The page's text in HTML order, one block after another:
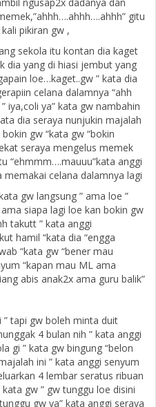
gitu
pikiran gw ,
sekola itu kontan dia kaget
dia yang di hiasi jembut yang
loe…kaget..gw ” kata dia
celana dalamnya “ahh
iya,coli ya” kata gw nambahin
dia seraya nunjukin majalah
gw “kata gw “bokin
seraya mengelus memek
“ehmmm….mauuu”kata anggi
celana dalamnya lagi
gw langsung ” ama loe ”
siapa lagi loe kan bokin gw
takutt ” kata anggi
hamil “kata dia “engga
“kata gw “bener mau
“kapan mau ML ama
abis anak2x ama guru balik”
tapi gw boleh minta duit
4 bulan nih ” kata anggi
gi ” kata gw bingung “belon
ini ” kata anggi senyum
4 lembar seratus ribuan
gw ” gw tunggu loe disini
gw ya” kata anggi seraya